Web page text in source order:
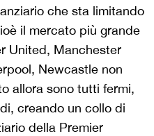
che sta limitando
il mercato più grande
United, Manchester
Newcastle non
allora sono tutti fermi,
creando un collo di
della Premier